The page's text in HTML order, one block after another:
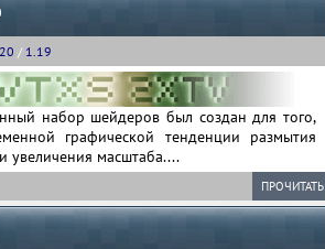
/ 1.19
набор шейдеров был создан для того,
графической тенденции размытия
увеличения масштаба....
ПРОЧИТАТЬ